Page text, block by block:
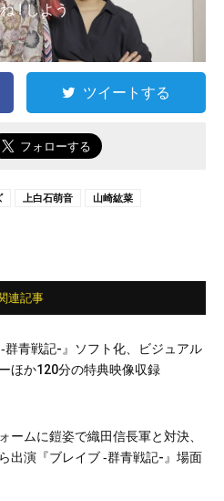
! しよう
ツイートする
上白石萌音 山崎紘菜
連記事
‐群青戦記-』ソフト化、ビジュアル
ほか120分の特典映像収録
ームに鎧姿で織田信長軍と対決、
出演『ブレイブ ‐群青戦記-』場面